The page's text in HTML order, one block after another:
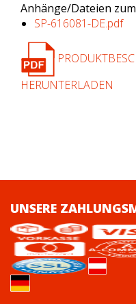
Anhänge/Dateien
SP-616081-DE.pdf
HERUNTERLADEN
UNSERE